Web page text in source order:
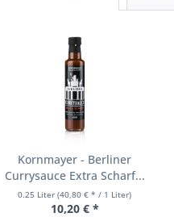
Kornmayer - Berliner
Currysauce Extra Scharf...
0.25 Liter(40,80 € * / 1 Liter)
10,20 € *